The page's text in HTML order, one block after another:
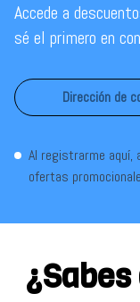
Accede a
sé el primero en
Al registrarme aquí,
ofertas